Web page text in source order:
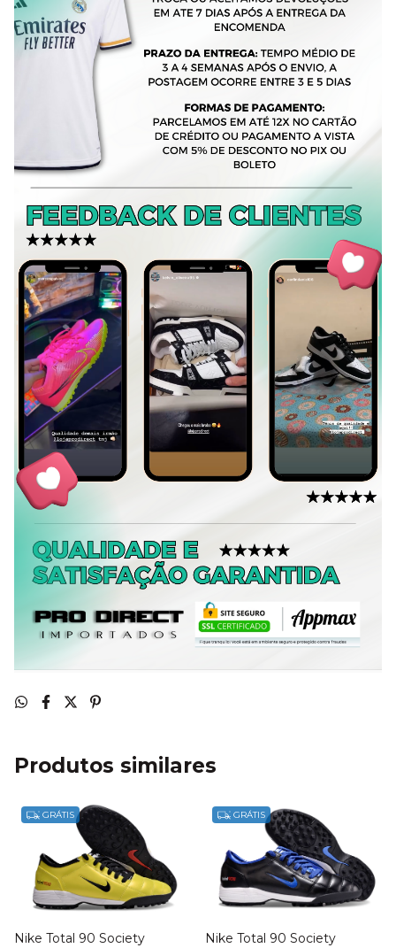
Produtos similares
GRÁTIS
Nike Total 90 Society
GRÁTIS
Nike Total 90 Society